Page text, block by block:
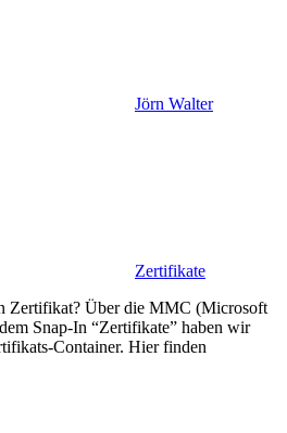
Jörn Walter
Zertifikate
Zertifikat? Über die MMC (Microsoft
Snap-In “Zertifikate” haben wir
Container. Hier finden